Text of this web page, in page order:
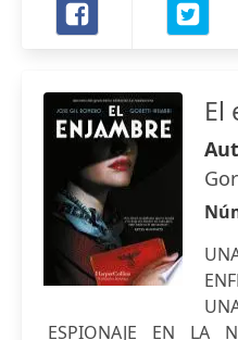
El
ESPIONAJE EN LA